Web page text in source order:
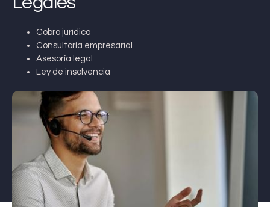
Cobro jurídico
Consultoría empresarial
Asesoría legal
Ley de insolvencia